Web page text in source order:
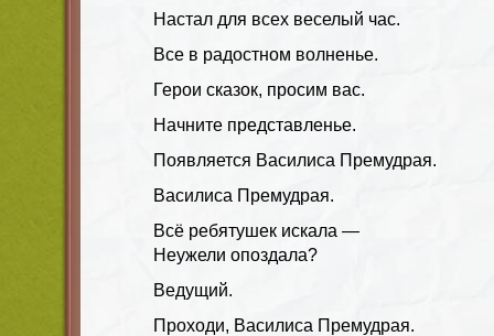
Настал для всех веселый час.
Все в радостном волненье.
Герои сказок, просим вас.
Начните представленье.
Появляется Василиса Премудрая.
Василиса Премудрая.
Всё ребятушек искала —
Неужели опоздала?
Ведущий.
Проходи, Василиса Премудрая.